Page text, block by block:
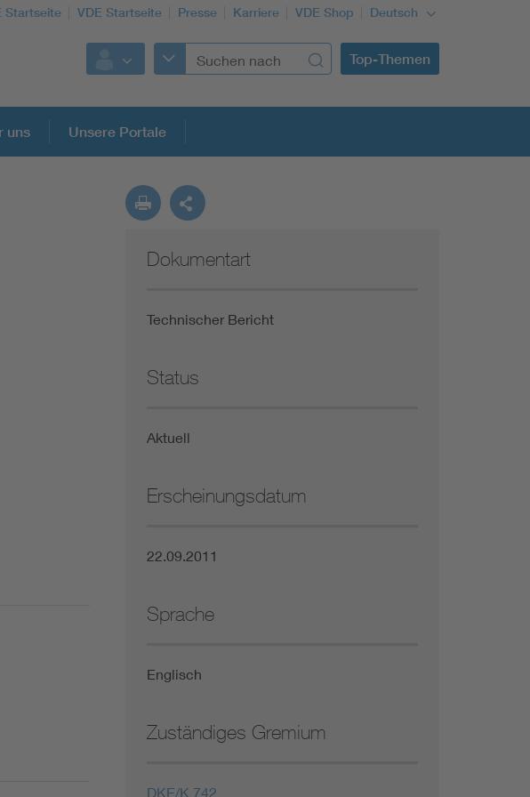
Startseite VDE Startseite Presse Karriere VDE Shop Deutsch
Top-Themen
der Normung
Funktionale Sicherheit schützt den Menschen
Gleichstromanwendungen im Wachstum
uns Unsere Portale
Dokumentart
Technischer Bericht
Status
Aktuell
Erscheinungsdatum
22.09.2011
Sprache
Englisch
Zuständiges Gremium
DKE/K 742